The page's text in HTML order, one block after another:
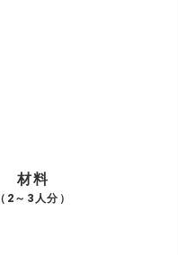
材料
（2～3人分）